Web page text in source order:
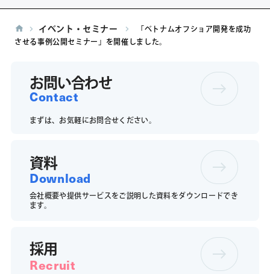
イベント・セミナー
「ベトナムオフショア開発を成功
させる事例公開セミナー」を開催しました。
お問い合わせ
Contact
まずは、お気軽にお問合せください。
資料
Download
会社概要や提供サービスをご説明した資料をダウンロードでき
ます。
採用
Recruit